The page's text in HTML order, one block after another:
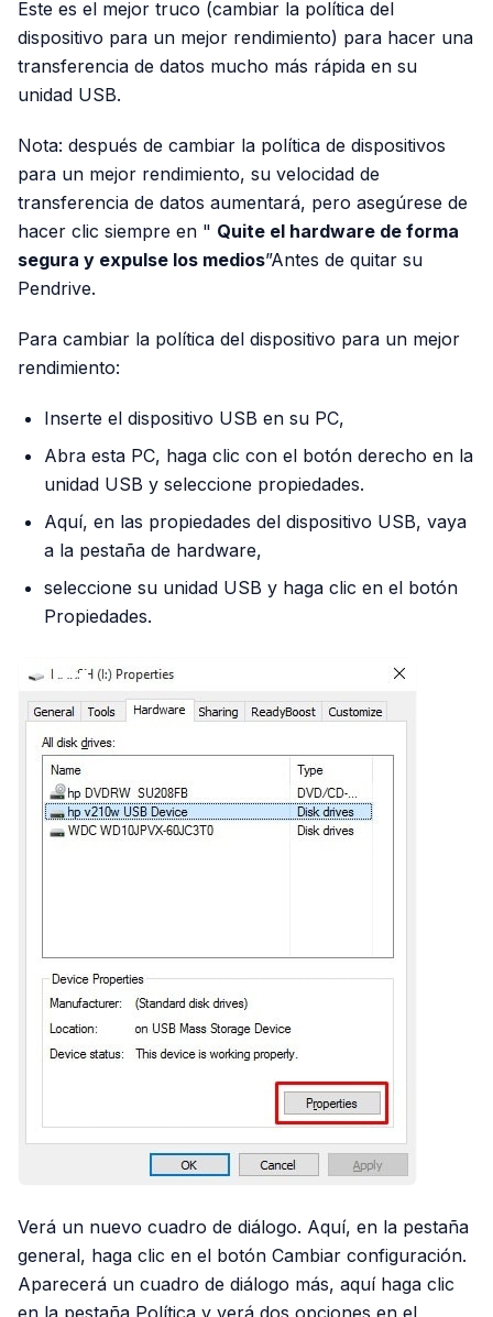
Este es el mejor truco (cambiar la política del
dispositivo para un mejor rendimiento) para hacer una
transferencia de datos mucho más rápida en su
unidad USB.
Nota: después de cambiar la política de dispositivos
para un mejor rendimiento, su velocidad de
transferencia de datos aumentará, pero asegúrese de
hacer clic siempre en " Quite el hardware de forma
segura y expulse los medios”Antes de quitar su
Pendrive.
Para cambiar la política del dispositivo para un mejor
rendimiento:
Inserte el dispositivo USB en su PC,
Abra esta PC, haga clic con el botón derecho en la
unidad USB y seleccione propiedades.
Aquí, en las propiedades del dispositivo USB, vaya
a la pestaña de hardware,
seleccione su unidad USB y haga clic en el botón
Propiedades.
Verá un nuevo cuadro de diálogo. Aquí, en la pestaña
general, haga clic en el botón Cambiar configuración.
Aparecerá un cuadro de diálogo más, aquí haga clic
en la pestaña Política y verá dos opciones en el